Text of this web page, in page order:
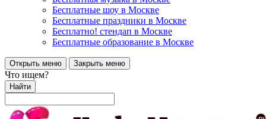
Бесплатные шоу в Москве
Бесплатные праздники в Москве
Бесплатно! стендап в Москве
Бесплатные образование в Москве
Открыть меню Закрыть меню
Что ищем?
Найти